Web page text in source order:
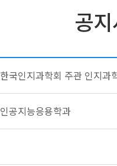
공
한국인지과학회 주관 인지과
인공지능응용학과